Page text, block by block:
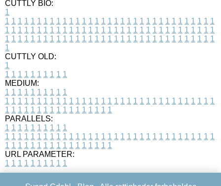
CUTTLY BIO:
1
1 1 1 1 1 1 1 1 1 1 1 1 1 1 1 1 1 1 1 1 1 1 1 1 1 1 1 1 1 1 1 1 1
1 1 1 1 1 1 1 1 1 1 1 1 1 1 1 1 1 1 1 1 1 1 1 1 1 1 1 1 1 1 1 1 1
1 1 1 1 1 1 1 1 1 1 1 1 1 1 1 1 1 1 1 1 1 1 1 1 1 1 1 1 1 1 1 1 1
1
CUTTLY OLD:
1
1 1 1 1 1 1 1 1 1 1
MEDIUM:
1 1 1 1 1 1 1 1 1 1
1 1 1 1 1 1 1 1 1 1 1 1 1 1 1 1 1 1 1 1 1 1 1 1 1 1 1 1 1 1 1 1 1
1 1 1 1 1 1 1 1 1 1 1 1 1 1 1 1 1
PARALLELS:
1 1 1 1 1 1 1 1 1 1
1 1 1 1 1 1 1 1 1 1 1 1 1 1 1 1 1 1 1 1 1 1 1 1 1 1 1 1 1 1 1 1 1
1 1 1 1 1 1 1 1 1 1 1 1 1 1 1 1 1
URL PARAMETER:
1 1 1 1 1 1 1 1 1 1